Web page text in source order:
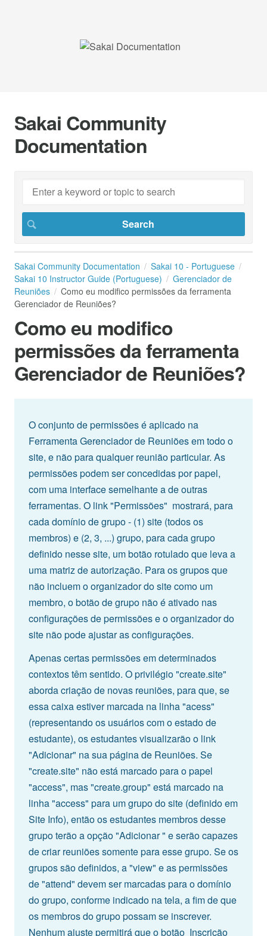
Sakai Community
Documentation
Sakai Community Documentation
Sakai 10 - Portuguese
Sakai 10 Instructor Guide (Portuguese)
Gerenciador de
Reuniões
Como eu modifico permissões da ferramenta
Gerenciador de Reuniões?
Como eu modifico
permissões da ferramenta
Gerenciador de Reuniões?
O conjunto de permissões é aplicado na
Ferramenta Gerenciador de Reuniões em todo o
site, e não para qualquer reunião particular. As
permissões podem ser concedidas por papel,
com uma interface semelhante a de outras
ferramentas. O link "Permissões" mostrará, para
cada domínio de grupo - (1) site (todos os
membros) e (2, 3, ...) grupo, para cada grupo
definido nesse site, um botão rotulado que leva a
uma matriz de autorização. Para os grupos que
não incluem o organizador do site como um
membro, o botão de grupo não é ativado nas
configurações de permissões e o organizador do
site não pode ajustar as configurações.
Apenas certas permissões em determinados
contextos têm sentido. O privilégio "create.site"
aborda criação de novas reuniões, para que, se
essa caixa estiver marcada na linha "acess"
(representando os usuários com o estado de
estudante), os estudantes visualizarão o link
"Adicionar" na sua página de Reuniões. Se
"create.site" não está marcado para o papel
"access", mas "create.group" está marcado na
linha "access" para um grupo do site (definido em
Site Info), então os estudantes membros desse
grupo terão a opção "Adicionar " e serão capazes
de criar reuniões somente para esse grupo. Se os
grupos são definidos, a "view" e as permissões
de "attend" devem ser marcadas para o domínio
do grupo, conforme indicado na tela, a fim de que
os membros do grupo possam se inscrever.
Nenhum ajuste permitirá que o botão Inscrição